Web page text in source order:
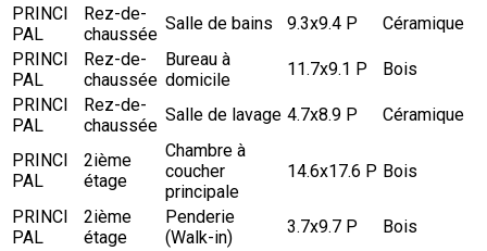
PRINCI
PAL
Rez-de-
chaussée
Salle de bains 9.3x9.4 P
Céramique
PRINCI
PAL
Rez-de-
chaussée
Bureau à
domicile
11.7x9.1 P
Bois
PRINCI
PAL
Rez-de-
chaussée
Salle de lavage 4.7x8.9 P Céramique
PRINCI
PAL
2ième
étage
Chambre à
coucher
principale
14.6x17.6 P Bois
PRINCI
PAL
2ième
étage
Penderie
(Walk-in)
3.7x9.7 P
Bois